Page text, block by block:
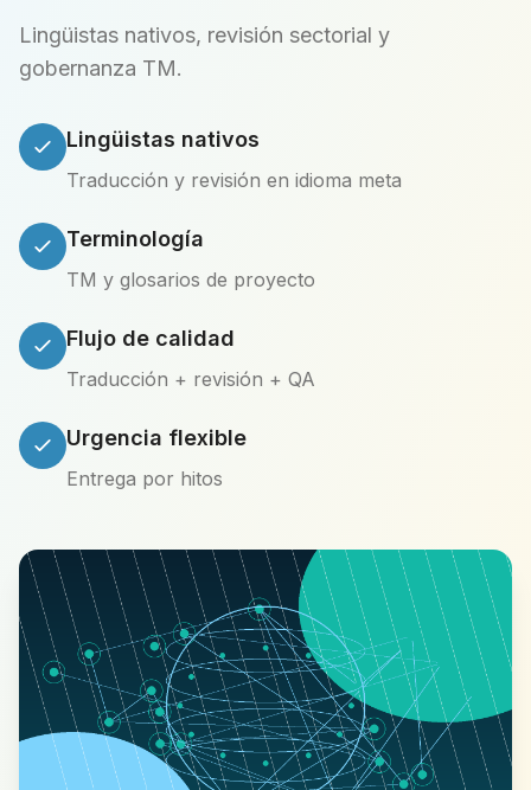
Lingüistas nativos, revisión sectorial y
gobernanza TM.
Lingüistas nativos
Traducción y revisión en idioma meta
Terminología
TM y glosarios de proyecto
Flujo de calidad
Traducción + revisión + QA
Urgencia flexible
Entrega por hitos